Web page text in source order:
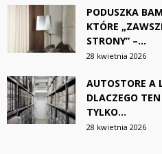
PODUSZKA
KTÓRE
STRONY” –...
28 kwietnia 2026
AUTOSTORE A
DLACZEGO
TYLKO...
28 kwietnia 2026